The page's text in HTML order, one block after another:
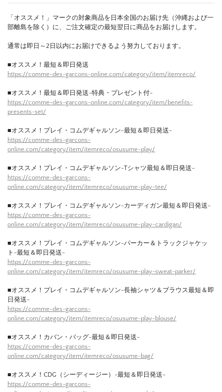
「オススメ！」マークの対象商品を日本全国のお届け先（沖縄および一
部離島を除く）に、ご注文確定の最短翌日に商品をお届けします。
通常は即日～2日以内にお届けできるよう努力しております。
■オススメ！最短＆即日発送
https://comme-des-garcons-online.com/category/item/itemreco/
■オススメ！最短＆即日発送-特典・プレゼント付-
https://comme-des-garcons-online.com/category/item/benefits-
presents-set/
■オススメ！プレイ・コムデギャルソン-最短＆即日発送-
https://comme-des-garcons-
online.com/category/item/itemreco/osusume-play/
■オススメ！プレイ・コムデギャルソン-Tシャツ最短＆即日発送-
https://comme-des-garcons-
online.com/category/item/itemreco/osusume-play-tee/
■オススメ！プレイ・コムデギャルソン-カーディガン最短＆即日発送-
https://comme-des-garcons-
online.com/category/item/itemreco/osusume-play-cardigan/
■オススメ！プレイ・コムデギャルソン-パーカー＆トラックジャケッ
ト-最短＆即日発送-
https://comme-des-garcons-
online.com/category/item/itemreco/osusume-play-sweat-parker/
■オススメ！プレイ・コムデギャルソン-長袖シャツ＆ブラウス最短＆即
日発送-
https://comme-des-garcons-
online.com/category/item/itemreco/osusume-play-blouse/
■オススメ！カバン・バッグ-最短＆即日発送-
https://comme-des-garcons-
online.com/category/item/itemreco/osusume-bag/
■オススメ！CDG（シーディージー）-最短＆即日発送-
https://comme-des-garcons-